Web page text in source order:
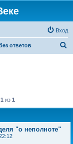
Вход
ответов
1 из 1
"о неполноте"